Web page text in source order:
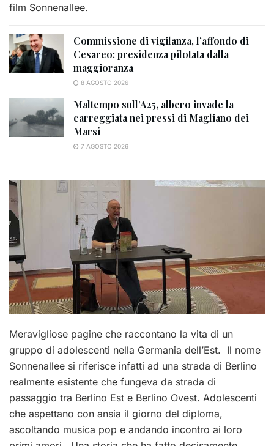
film Sonnenallee.
Commissione di vigilanza, l’affondo di
Cesareo: presidenza pilotata dalla
maggioranza
8 AGOSTO 2026
Maltempo sull’A25, albero invade la
carreggiata nei pressi di Magliano dei
Marsi
7 AGOSTO 2026
Meravigliose pagine che raccontano la vita di un
gruppo di adolescenti nella Germania dell’Est. Il nome
Sonnenallee si riferisce infatti ad una strada di Berlino
realmente esistente che fungeva da strada di
passaggio tra Berlino Est e Berlino Ovest. Adolescenti
che aspettano con ansia il giorno del diploma,
ascoltando musica pop e andando incontro ai loro